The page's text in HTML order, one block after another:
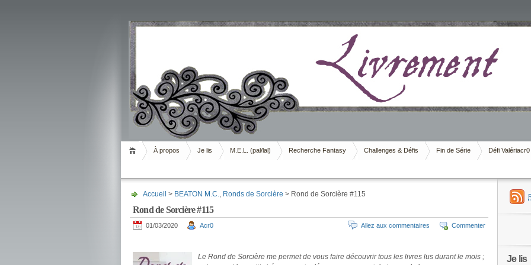
Livrement
À propos Je lis M.E.L. (pal/lal) Recherche Fantasy Challenges & Défis Fin de Série Défi Valériacr0
Accueil > BEATON M.C., Ronds de Sorcière > Rond de Sorcière #115
Rond de Sorcière #115
01/03/2020 Acr0 Commenter
Allez aux commentaires
Le Rond de Sorcière me permet de vous faire découvrir tous les livres lus durant le mois ;
Je lis